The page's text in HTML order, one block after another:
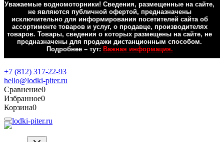
Уважаемые водномоторники! Сведения, размещенные на сайте,
не являются публичной офертой, предназначены
исключительно для информирования посетителей сайта об
ассортименте товаров и услуг, о продавце, производителях
товаров. Товары, сведения о которых размещены на сайте, не
предназначены для продажи дистанционным способом.
Подробнее – тут: Важная информация.
+7 (812) 317-22-93
hello@lodki-piter.ru
Сравнение0
Избранное0
Корзина0